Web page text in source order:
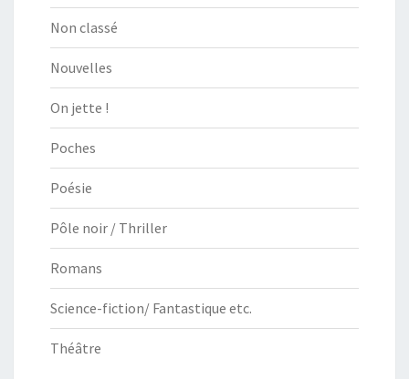
Non classé
Nouvelles
On jette !
Poches
Poésie
Pôle noir / Thriller
Romans
Science-fiction/ Fantastique etc.
Théâtre